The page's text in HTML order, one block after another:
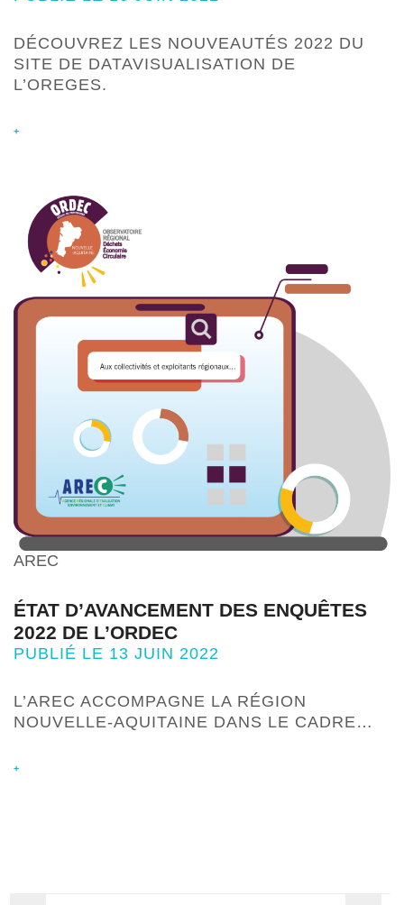
DÉCOUVREZ LES NOUVEAUTÉS 2022 DU
SITE DE DATAVISUALISATION DE
L’OREGES.
+
AREC
ÉTAT D’AVANCEMENT DES ENQUÊTES
2022 DE L’ORDEC
PUBLIÉ LE 13 JUIN 2022
L’AREC ACCOMPAGNE LA RÉGION
NOUVELLE-AQUITAINE DANS LE CADRE…
+